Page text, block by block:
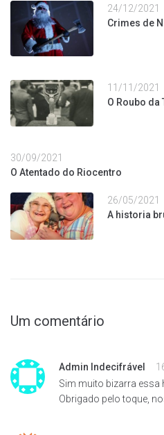
24/12/2021
Crimes de
11/11/2021
O Roubo da
30/09/2021
O Atentado do Riocentro
26/05/2021
A historia
Um comentário
Admin Indecifrável
Sim muito bizarra essa
Obrigado pelo toque,